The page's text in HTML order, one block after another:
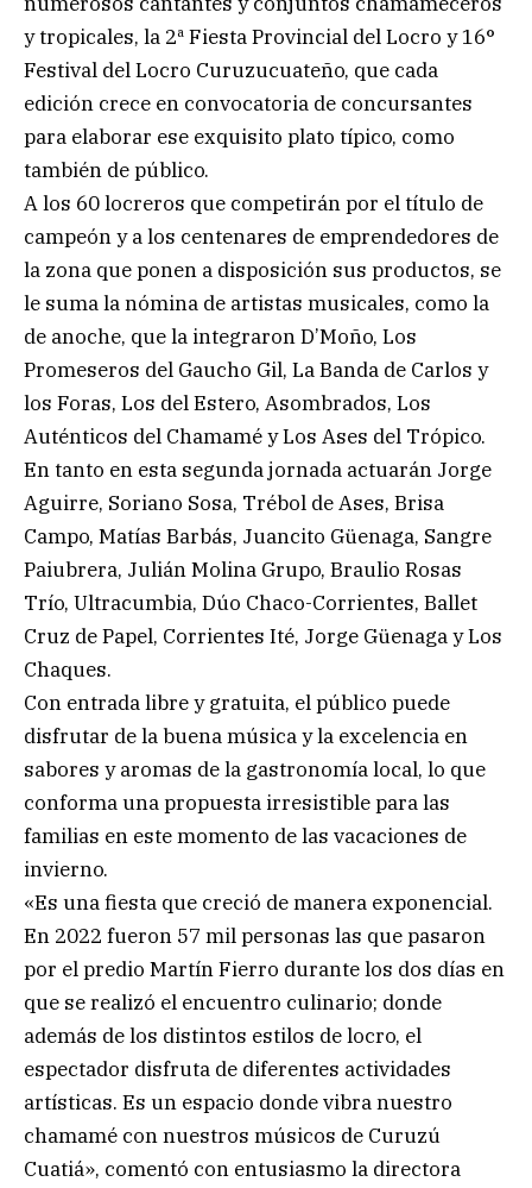
y tropicales, la 2ª Fiesta Provincial del Locro y 16°
Festival del Locro Curuzucuateño, que cada
edición crece en convocatoria de concursantes
para elaborar ese exquisito plato típico, como
también de público.
A los 60 locreros que competirán por el título de
campeón y a los centenares de emprendedores de
la zona que ponen a disposición sus productos, se
le suma la nómina de artistas musicales, como la
de anoche, que la integraron D’Moño, Los
Promeseros del Gaucho Gil, La Banda de Carlos y
los Foras, Los del Estero, Asombrados, Los
Auténticos del Chamamé y Los Ases del Trópico.
En tanto en esta segunda jornada actuarán Jorge
Aguirre, Soriano Sosa, Trébol de Ases, Brisa
Campo, Matías Barbás, Juancito Güenaga, Sangre
Paiubrera, Julián Molina Grupo, Braulio Rosas
Trío, Ultracumbia, Dúo Chaco-Corrientes, Ballet
Cruz de Papel, Corrientes Ité, Jorge Güenaga y Los
Chaques.
Con entrada libre y gratuita, el público puede
disfrutar de la buena música y la excelencia en
sabores y aromas de la gastronomía local, lo que
conforma una propuesta irresistible para las
familias en este momento de las vacaciones de
invierno.
«Es una fiesta que creció de manera exponencial.
En 2022 fueron 57 mil personas las que pasaron
por el predio Martín Fierro durante los dos días en
que se realizó el encuentro culinario; donde
además de los distintos estilos de locro, el
espectador disfruta de diferentes actividades
artísticas. Es un espacio donde vibra nuestro
chamamé con nuestros músicos de Curuzú
Cuatiá», comentó con entusiasmo la directora